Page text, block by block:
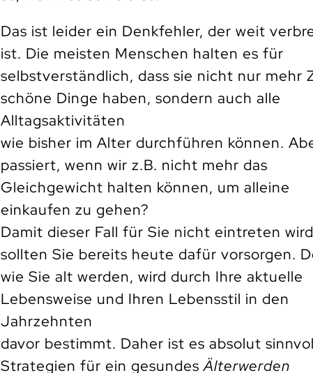
Das ist leider ein Denkfehler, der weit
ist. Die meisten Menschen halten es für
selbstverständlich, dass sie nicht nur mehr
schöne Dinge haben, sondern auch alle
Alltagsaktivitäten
wie bisher im Alter durchführen können.
passiert, wenn wir z.B. nicht mehr das
Gleichgewicht halten können, um alleine
einkaufen zu gehen?
Damit dieser Fall für Sie nicht eintreten
sollten Sie bereits heute dafür vorsorgen.
wie Sie alt werden, wird durch Ihre aktuelle
Lebensweise und Ihren Lebensstil in den
Jahrzehnten
davor bestimmt. Daher ist es absolut
Strategien für ein gesundesÄlterwerden